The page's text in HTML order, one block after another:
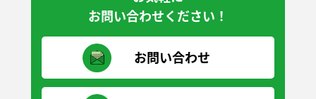
お問い合わせください！
お問い合わせ